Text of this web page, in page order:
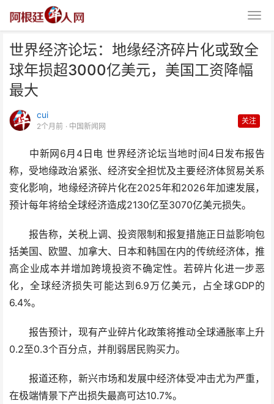
世界经济论坛：地缘经济碎片化或致全
球年损超3000亿美元，美国工资降幅
最大
cui
2个月前 · 中国新闻网
关注
中新网6月4日电 世界经济论坛当地时间4日发布报告
称，受地缘政治紧张、经济安全担忧及主要经济体贸易关系
变化影响，地缘经济碎片化在2025年和2026年加速发展，
预计每年将给全球经济造成2130亿至3070亿美元损失。
报告称，关税上调、投资限制和报复措施正日益影响包
括美国、欧盟、加拿大、日本和韩国在内的传统经济体，推
高企业成本并增加跨境投资不确定性。若碎片化进一步恶
化，全球经济损失可能达到6.9万亿美元，占全球GDP的
6.4%。
报告预计，现有产业碎片化政策将推动全球通胀率上升
0.2至0.3个百分点，并削弱居民购买力。
报道还称，新兴市场和发展中经济体受冲击尤为严重，
在极端情景下产出损失最高可达10.7%。
致全球年损超3000亿